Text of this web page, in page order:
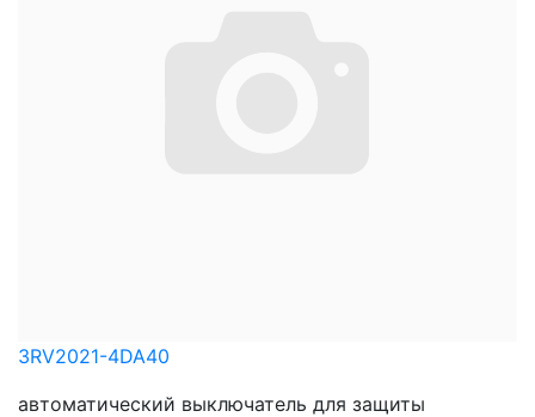
3RV2021-4DA40
автоматический выключатель для защиты